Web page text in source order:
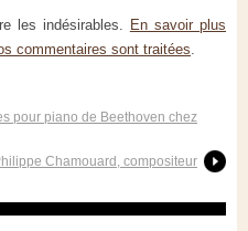
les indésirables. En savoir plus
commentaires sont traitées
pour piano de Beethoven chez
Chamouard, compositeur